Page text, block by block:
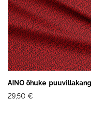
AINO õhuke
29,50 €